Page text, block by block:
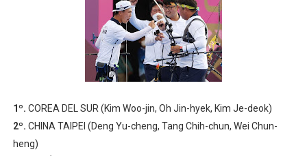
1º. COREA DEL SUR (Kim Woo-jin, Oh Jin-hyek, Kim Je-deok)
2º. CHINA TAIPEI (Deng Yu-cheng, Tang Chih-chun, Wei Chun-
heng)